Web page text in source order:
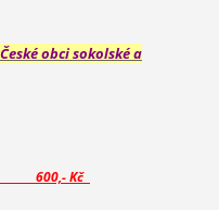
obci sokolské a
0,- Kč